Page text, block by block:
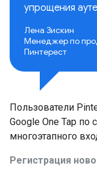
упрощения
Лена Зискин
Менеджер по
Пинтерест
Пользователи
Google One Tap по
многоэтапного
Регистрация